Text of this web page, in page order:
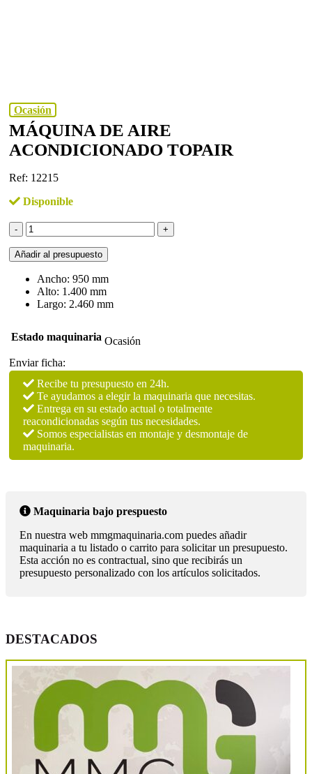
Ocasión
MÁQUINA DE AIRE
ACONDICIONADO TOPAIR
Ref: 12215
Disponible
Máquina
de
aire
acondicionado
TOPAIR
cantidad
Añadir al presupuesto
Ancho: 950 mm
Alto: 1.400 mm
Largo: 2.460 mm
Estado maquinaria Ocasión
Enviar ficha:
Recibe tu presupuesto en 24h.
Te ayudamos a elegir la maquinaria que necesitas.
Entrega en su estado actual o totalmente
reacondicionadas según tus necesidades.
Somos especialistas en montaje y desmontaje de
maquinaria.
Maquinaria bajo prespuesto
En nuestra web mmgmaquinaria.com puedes añadir
maquinaria a tu listado o carrito para solicitar un presupuesto.
Esta acción no es contractual, sino que recibirás un
presupuesto personalizado con los artículos solicitados.
DESTACADOS